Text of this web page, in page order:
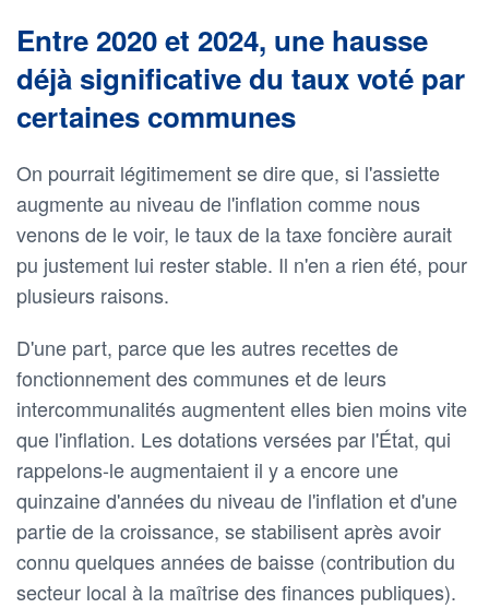
Entre 2020 et 2024, une hausse
déjà significative du taux voté par
certaines communes
On pourrait légitimement se dire que, si l'assiette
augmente au niveau de l'inflation comme nous
venons de le voir, le taux de la taxe foncière aurait
pu justement lui rester stable. Il n'en a rien été, pour
plusieurs raisons.
D'une part, parce que les autres recettes de
fonctionnement des communes et de leurs
intercommunalités augmentent elles bien moins vite
que l'inflation. Les dotations versées par l'État, qui
rappelons-le augmentaient il y a encore une
quinzaine d'années du niveau de l'inflation et d'une
partie de la croissance, se stabilisent après avoir
connu quelques années de baisse (contribution du
secteur local à la maîtrise des finances publiques).